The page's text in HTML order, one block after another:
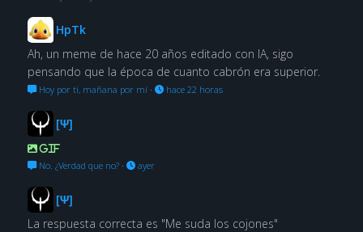
HpTk
Ah, un meme de hace 20 años editado con IA, sigo
pensando que la época de cuanto cabrón era superior.
Hoy por ti, mañana por mí· hace 22 horas
[Ψ]
GIF
No. ¿Verdad que no?· ayer
[Ψ]
La respuesta correcta es "Me suda los cojones"